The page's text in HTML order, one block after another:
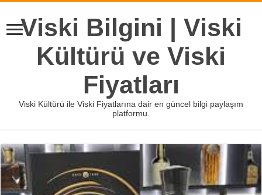
Viski Bilgini | Viski
Kültürü ve Viski
Fiyatları
Viski Kültürü ile Viski Fiyatlarına dair en güncel bilgi paylaşım
platformu.